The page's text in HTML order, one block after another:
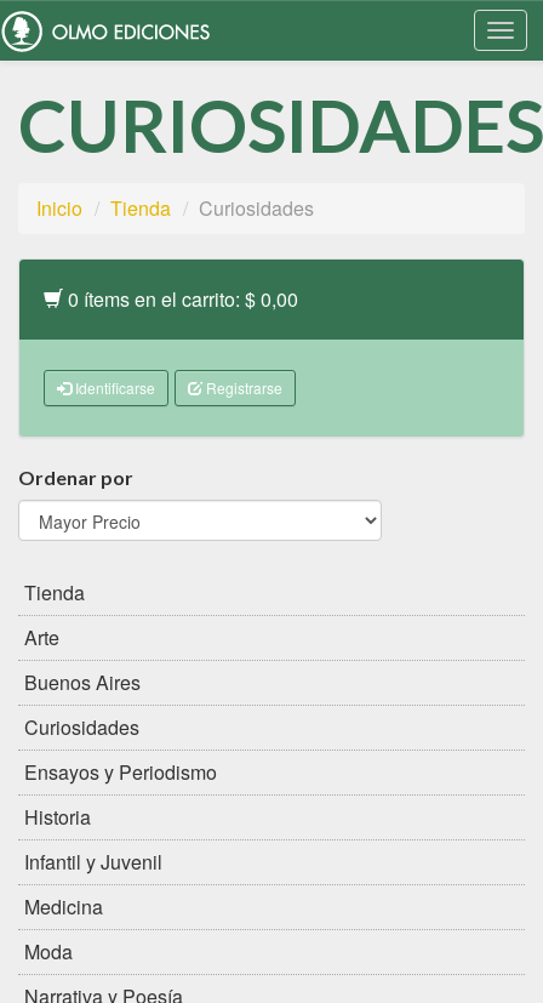
CURIOSIDADES
Inicio Tienda Curiosidades
0 ítems en el carrito: $ 0,00
Identificarse Registrarse
Ordenar por
Tienda
Arte
Buenos Aires
Curiosidades
Ensayos y Periodismo
Historia
Infantil y Juvenil
Medicina
Moda
Narrativa y Poesía